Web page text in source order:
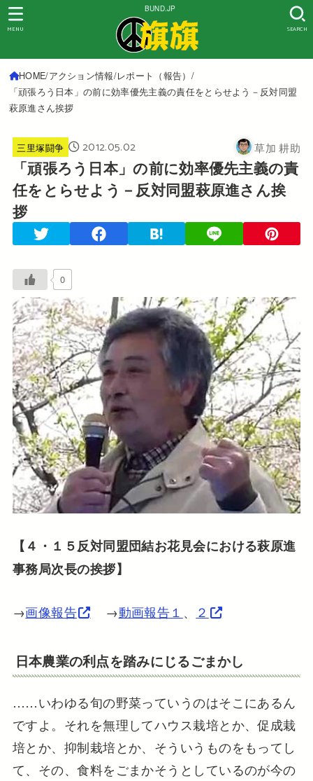
BUND.JP
SEARCH
MENU
HOME アクション情報 レポート（報告）
「頑張ろう日本」の前に効率優先主義の責任をとらせよう－反対同盟
萩原進さん挨拶
三里塚闘争 2012.05.02 草加 耕助
「頑張ろう日本」の前に効率優先主義の責
任をとらせよう－反対同盟萩原進さん挨
拶
0
【４・１５反対同盟団結お花見会における萩原進
事務局次長の挨拶】
→画像報告 →動画報告１ 、 ２
日本農業の利点を踏みにじるごまかし
……いわゆる旬の野菜っていうのはそこにあるん
ですよ。それを無理してハウス栽培とか、促成栽
培とか、抑制栽培とか、そういうものをもってし
て、その、食料をごまかそうとしているのが今の